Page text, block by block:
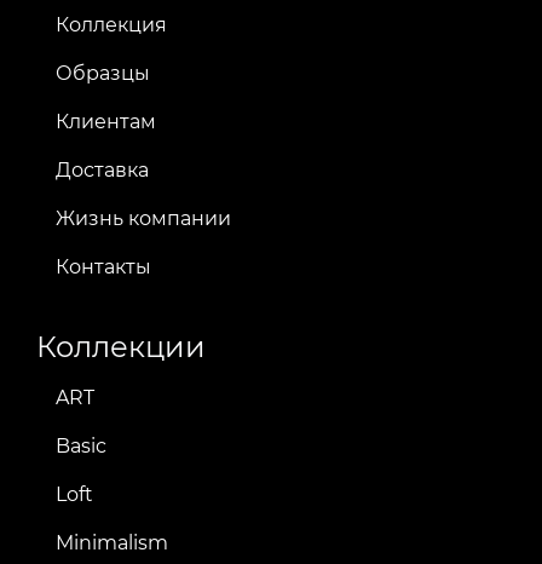
Коллекция
Образцы
Клиентам
Доставка
Жизнь компании
Контакты
Коллекции
ART
Basic
Loft
Minimalism